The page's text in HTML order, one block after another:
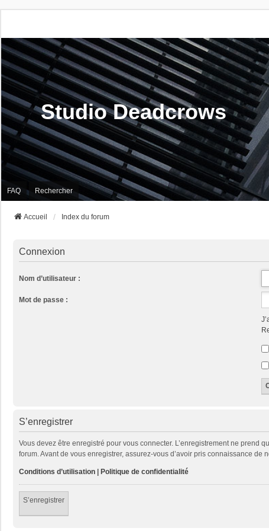
Studio Deadcrows
FAQ Rechercher
Accueil Index du forum
Connexion
Nom d’utilisateur :
Mot de passe :
S’enregistrer
Vous devez être enregistré pour vous connecter. L’enregistrement ne prend
forum. Avant de vous enregistrer, assurez-vous d’avoir pris connaissance
Conditions d’utilisation | Politique de confidentialité
S’enregistrer